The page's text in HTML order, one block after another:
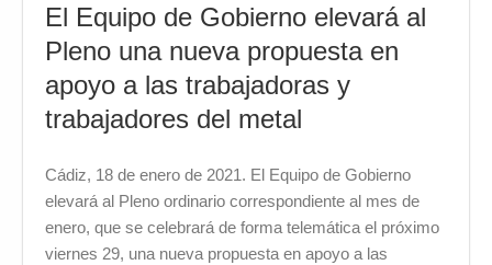
El Equipo de Gobierno elevará al
Pleno una nueva propuesta en
apoyo a las trabajadoras y
trabajadores del metal
Cádiz, 18 de enero de 2021. El Equipo de Gobierno
elevará al Pleno ordinario correspondiente al mes de
enero, que se celebrará de forma telemática el próximo
viernes 29, una nueva propuesta en apoyo a las